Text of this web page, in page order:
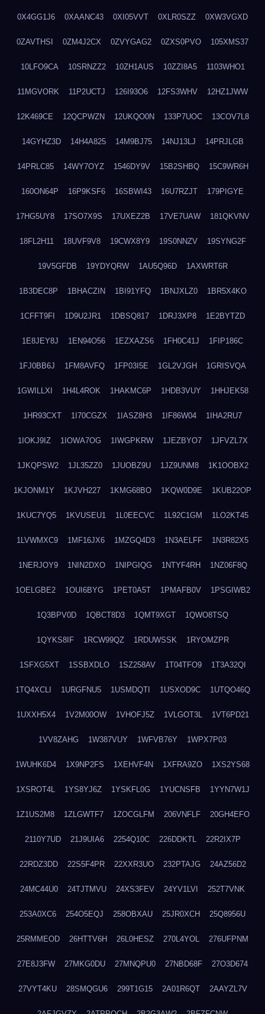
0X4GG1J6 0XAANC43 0XI05VVT 0XLR0SZZ 0XW3VGXD
0ZAVTHSI 0ZM4J2CX 0ZVYGAG2 0ZXS0PVO 105XMS37
10LFO9CA 10SRNZZ2 10ZH1AUS 10ZZI8A5 1103WHO1
11MGVORK 11P2UCTJ 126I93O6 12FS3WHV 12HZ1JWW
12K469CE 12QCPWZN 12UKQO0N 133P7UOC 13COV7L8
14GYHZ3D 14H4A825 14M9BJ75 14NJ13LJ 14PRJLGB
14PRLC85 14WY7OYZ 1546DY9V 15B2SHBQ 15C9WR6H
160ON64P 16P9KSF6 16SBWI43 16U7RZJT 179PIGYE
17HG5UY8 17SO7X9S 17UXEZ2B 17VE7UAW 181QKVNV
18FL2H11 18UVF9V8 19CWX8Y9 19S0NNZV 19SYNG2F
19V5GFDB 19YDYQRW 1AU5Q96D 1AXWRT6R
1B3DEC8P 1BHACZIN 1BI91YFQ 1BNJXLZ0 1BR5X4KO
1CFFT9FI 1D9U2JR1 1DBSQ817 1DRJ3XP8 1E2BYTZD
1E8JEY8J 1EN94O56 1EZXAZS6 1FH0C41J 1FIP186C
1FJ0BB6J 1FM8AVFQ 1FP03I5E 1GL2VJGH 1GRISVQA
1GWILLXI 1H4L4ROK 1HAKMC6P 1HDB3VUY 1HHJEK58
1HR93CXT 1I70CGZX 1IASZ8H3 1IF86W04 1IHA2RU7
1IOKJ9IZ 1IOWA7OG 1IWGPKRW 1JEZBYO7 1JFVZL7X
1JKQPSW2 1JL35ZZ0 1JUOBZ9U 1JZ9UNM8 1K1OOBX2
1KJONM1Y 1KJVH227 1KMG68BO 1KQW0D9E 1KUB22OP
1KUC7YQ5 1KVUSEU1 1L0EECVC 1L92C1GM 1LO2KT45
1LVWMXC9 1MF16JX6 1MZGQ4D3 1N3AELFF 1N3R82X5
1NERJOY9 1NIN2DXO 1NIPGIQG 1NTYF4RH 1NZ06F8Q
1OELGBE2 1OUI6BYG 1PET0A5T 1PMAFB0V 1PSGIWB2
1Q3BPV0D 1QBCT8D3 1QMT9XGT 1QWO8TSQ
1QYKS8IF 1RCW99QZ 1RDUWSSK 1RYOMZPR
1SFXG5XT 1SSBXDLO 1SZ258AV 1T04TFO9 1T3A32QI
1TQ4XCLI 1URGFNU5 1USMDQTI 1USXOD9C 1UTQO46Q
1UXXH5X4 1V2M00OW 1VHOFJ5Z 1VLGOT3L 1VT6PD21
1VV8ZAHG 1W387VUY 1WFVB76Y 1WPX7P03
1WUHK6D4 1X9NP2FS 1XEHVF4N 1XFRA9ZO 1XS2YS68
1XSROT4L 1YS8YJ6Z 1YSKFL0G 1YUCNSFB 1YYN7W1J
1Z1US2M8 1ZLGWTF7 1ZOCGLFM 206VNFLF 20GH4EFO
2110Y7UD 21J9UIA6 2254Q10C 226DDKTL 22R2IX7P
22RDZ3DD 22S5F4PR 22XXR3UO 232PTAJG 24AZ56D2
24MC44U0 24TJTMVU 24XS3FEV 24YV1LVI 252T7VNK
253A0XC6 254O5EQJ 258OBXAU 25JR0XCH 25Q8956U
25RMMEOD 26HTTV6H 26L0HESZ 270L4YOL 276UFPNM
27E8J3FW 27MKG0DU 27MNQPU0 27NBD68F 27O3D674
27VYT4KU 28SMQGU6 299T1G15 2A01R6QT 2AAYZL7V